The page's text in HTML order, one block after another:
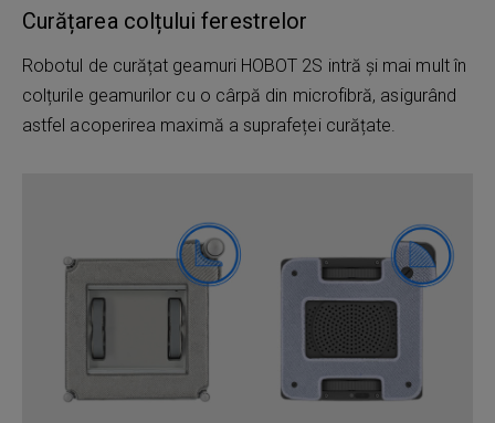
Curățarea colțului ferestrelor
Robotul de curățat geamuri HOBOT 2S intră și mai mult în
colțurile geamurilor cu o cârpă din microfibră, asigurând
astfel acoperirea maximă a suprafeței curățate.